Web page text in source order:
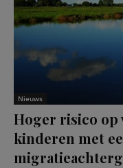
Nieuws
Hoger risico
kinderen met